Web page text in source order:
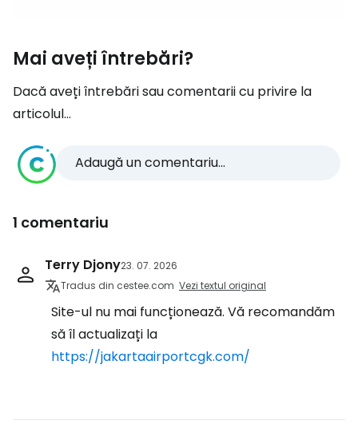
Mai aveți întrebări?
Dacă aveți întrebări sau comentarii cu privire la
articolul...
Adaugă un comentariu...
1 comentariu
Terry Djony23. 07. 2026
Tradus din cestee.com Vezi textul original
Site-ul nu mai funcționează. Vă recomandăm
să îl actualizați la
https://jakartaairportcgk.com/